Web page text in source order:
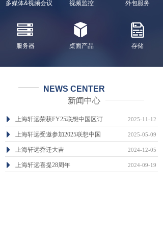
视频监控
多媒体&视频会议 外包服务
存储
服务器 桌面产品
NEWS CENTER
新闻中心
上海轩远荣获FY25联想中国区订 2025-11-12
上海轩远受邀参加2025联想中国 2025-05-09
上海轩远乔迁大吉 2024-12-05
上海轩远喜提28周年 2024-09-19